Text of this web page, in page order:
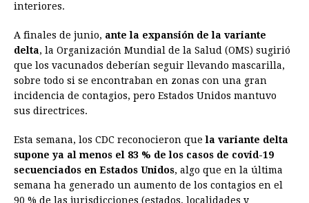
interiores.
A finales de junio, ante la expansión de la variante
delta, la Organización Mundial de la Salud (OMS) sugirió
que los vacunados deberían seguir llevando mascarilla,
sobre todo si se encontraban en zonas con una gran
incidencia de contagios, pero Estados Unidos mantuvo
sus directrices.
Esta semana, los CDC reconocieron quela variante delta
supone ya al menos el 83 % de los casos de covid-19
secuenciados en Estados Unidos, algo que en la última
semana ha generado un aumento de los contagios en el
90 % de las jurisdicciones (estados, localidades y